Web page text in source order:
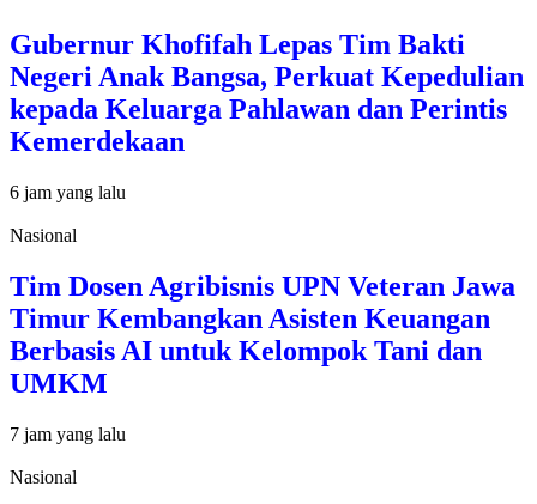
Gubernur Khofifah Lepas Tim Bakti
Negeri Anak Bangsa, Perkuat Kepedulian
kepada Keluarga Pahlawan dan Perintis
Kemerdekaan
6 jam yang lalu
Nasional
Tim Dosen Agribisnis UPN Veteran Jawa
Timur Kembangkan Asisten Keuangan
Berbasis AI untuk Kelompok Tani dan
UMKM
7 jam yang lalu
Nasional